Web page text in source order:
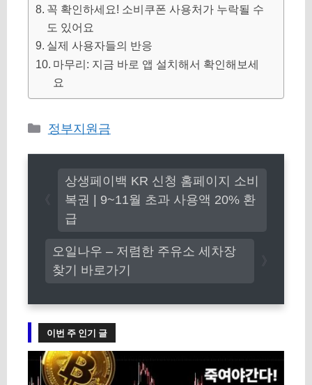
꼭 확인하세요! 소비쿠폰 사용처가 누락될 수
도 있어요
실제 사용자들의 반응
마무리: 지금 바로 앱 설치해서 확인해보세
요
카
정부지원금
오일나우 – 저렴한 주유소 세차장
찾기 바로가기
상생페이백 KR 신청 홈페이지 소비
복권 | 9~11월 초과 사용액 20% 환
급
이번 주 인기 글